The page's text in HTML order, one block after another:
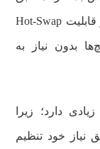
سلیقه خود تغییر دهند. برخی کیبوردها نیز از قابلیت Hot-Swap
بدون نیاز به
دارد؛ زیرا
نیاز خود تنظیم